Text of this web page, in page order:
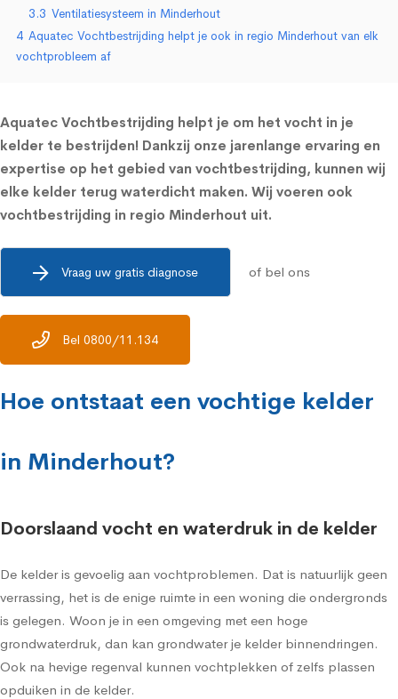
3.3 Ventilatiesysteem in Minderhout
4 Aquatec Vochtbestrijding helpt je ook in regio Minderhout van elk
vochtprobleem af
Aquatec Vochtbestrijding helpt je om het vocht in je
kelder te bestrijden! Dankzij onze jarenlange ervaring en
expertise op het gebied van vochtbestrijding, kunnen wij
elke kelder terug waterdicht maken. Wij voeren ook
vochtbestrijding in regio Minderhout uit.
Vraag uw gratis diagnose of bel ons
Bel 0800/11.134
Hoe ontstaat een vochtige kelder
in Minderhout?
Doorslaand vocht en waterdruk in de kelder
De kelder is gevoelig aan vochtproblemen. Dat is natuurlijk geen
verrassing, het is de enige ruimte in een woning die ondergronds
is gelegen. Woon je in een omgeving met een hoge
grondwaterdruk, dan kan grondwater je kelder binnendringen.
Ook na hevige regenval kunnen vochtplekken of zelfs plassen
opduiken in de kelder.